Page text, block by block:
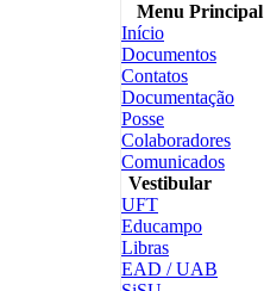
Menu Principal
Início
Documentos
Contatos
Documentação
Posse
Colaboradores
Comunicados
Vestibular
UFT
Educampo
Libras
EAD / UAB